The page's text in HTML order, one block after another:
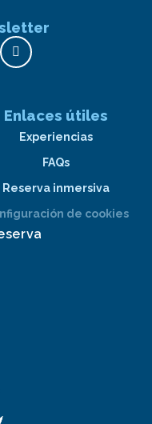
Enlaces útiles
Experiencias
FAQs
Reserva inmersiva
de cookies